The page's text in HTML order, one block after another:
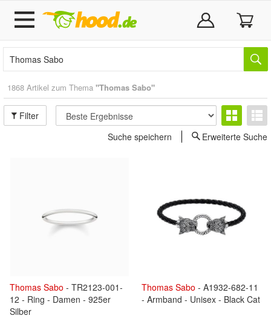
1868 Artikel zum Thema "Thomas Sabo"
Filter
Suche speichern
Erweiterte Suche
Thomas Sabo - TR2123-001-
12 - Ring - Damen - 925er
Silber
Thomas Sabo - A1932-682-11
- Armband - Unisex - Black Cat